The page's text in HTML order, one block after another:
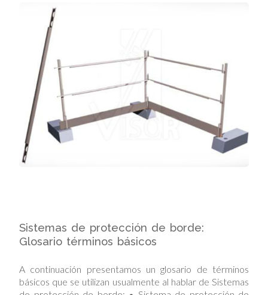
Sistemas de protección de borde:
Glosario términos básicos
A continuación presentamos un glosario de términos
básicos que se utilizan usualmente al hablar de Sistemas